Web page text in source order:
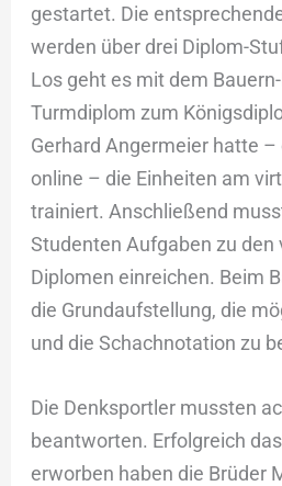
gestartet. Die
werden über drei Diplom-
Los geht es mit dem
Turmdiplom zum
Gerhard Angermeier hatte
online – die Einheiten am
trainiert. Anschließend
Studenten Aufgaben zu den
Diplomen einreichen. Beim
die Grundaufstellung, die
und die Schachnotation zu
Die Denksportler mussten
beantworten. Erfolgreich
erworben haben die Brüder